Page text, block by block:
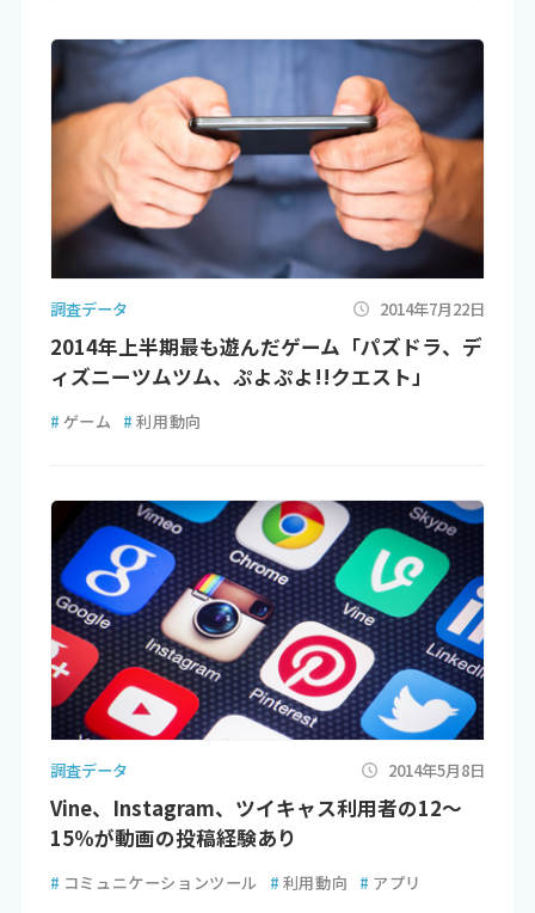
調査データ 2014年7月22日
2014年上半期最も遊んだゲーム「パズドラ、デ
ィズニーツムツム、ぷよぷよ!!クエスト」
# ゲーム # 利用動向
調査データ 2014年5月8日
Vine、Instagram、ツイキャス利用者の12～
15％が動画の投稿経験あり
# コミュニケーションツール # 利用動向 # アプリ